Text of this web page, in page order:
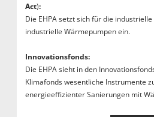
Act):
Die EHPA setzt sich für die
industrielle Wärmepumpen ein.
Innovationsfonds:
Die EHPA sieht in den
Klimafonds wesentliche Instrumente
energieeffizienter Sanierungen mit